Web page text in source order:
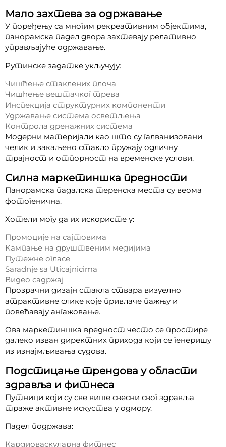
Мало захтева за одржавање
У поређењу са многим рекреативним објектима,
панорамска падел двора захтевају релативно
управљајуће одржавање.
Рутинске задатке укључују:
Чишћење стаклених плоча
Чишћење вештачког трева
Инспекција структурних компоненти
Удржавање система осветљења
Контрола дренажних система
Модерни материјали као што су галванизовани
челик и закаљено стакло пружају одличну
трајност и отпорност на временске услови.
Силна маркетиншка предности
Панорамска падалска теренска места су веома
фотогенична.
Хотели могу да их искористе у:
Промоције на сајтовима
Кампање на друштвеним медијима
Путежне огласе
Saradnje sa Uticajnicima
Видео садржај
Прозрачни дизајн стакла ствара визуелно
атрактивне слике које привлаче пажњу и
повећавају ангажовање.
Ова маркетиншка вредност често се простире
далеко изван директних прихода који се генеришу
из изнајмљивања судова.
Подстицање трендова у области
здравља и фитнеса
Путници који су све више свесни свог здравља
траже активне искуства у одмору.
Падел подржава:
Кардиоваскуларна фитнес